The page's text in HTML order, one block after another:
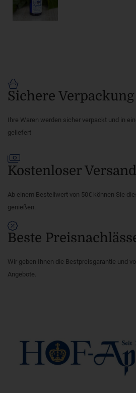
Sichere Verpackung
Ihre Waren werden sicher verpackt und in
geliefert
Kostenloser Versand
Ab einem Bestellwert von 50€ können Sie
genießen.
Beste
Wir geben Ihnen die Bestpreisgarantie und
Angebote.